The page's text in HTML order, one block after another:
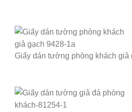
Giấy dán tường phòng khách giả